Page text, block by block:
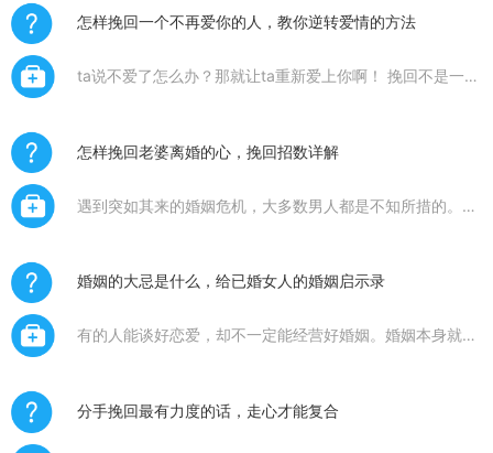
怎样挽回一个不再爱你的人，教你逆转爱情的方法
ta说不爱了怎么办？那就让ta重新爱上你啊！ 挽回不是一个
怎样挽回老婆离婚的心，挽回招数详解
遇到突如其来的婚姻危机，大多数男人都是不知所措的。你
婚姻的大忌是什么，给已婚女人的婚姻启示录
有的人能谈好恋爱，却不一定能经营好婚姻。婚姻本身就是
分手挽回最有力度的话，走心才能复合